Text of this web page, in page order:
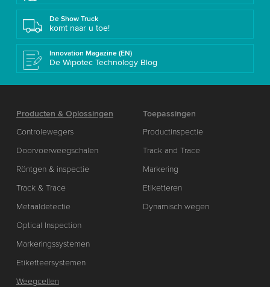
De Show Truck
komt naar u toe!
Innovation Magazine (EN)
De Wipotec Technology Blog
Producten & Oplossingen
Controlewegers
Doorvoerweegschalen
Röntgen & inspectie
Track & Trace
Metaaldetectie
Optical Inspection
Markeringssystemen
Etiketteersystemen
Weegcellen
Toepassingen
Productinspectie
Track and Trace
Markering
Etiketteren
Dynamisch wegen